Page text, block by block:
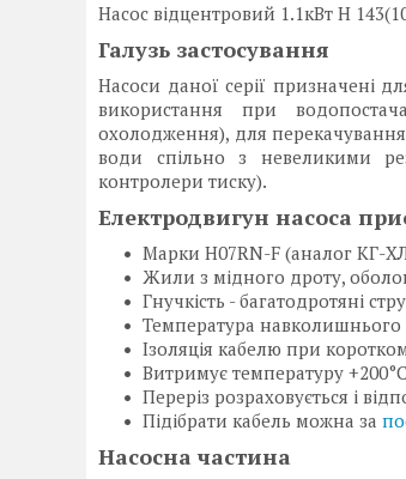
Насос відцентровий 1.1кВт H
Галузь застосування
Насоси даної серії призначені
використання при
охолодження), для
води спільно з невеликими
контролери тиску).
Електродвигун насоса
Марки H07RN-F (аналог КГ-
Жили з мідного дроту,
Гнучкість - багатодротяні
Температура навколишнього
Ізоляція кабелю при
Витримує температуру +200°C
Переріз розраховується і
Підібрати кабель можна за
Насосна частина